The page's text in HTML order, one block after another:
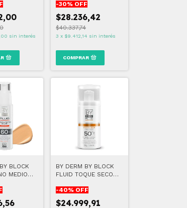
TONO
sin interés
FOTOPROTECTORA 60
GR
-30% OFF
$28.236,42
$40.337,74
3 x $9.412,14 sin interés
BLOCK
MEDIO
BY DERM BY BLOCK
FLUID TOQUE SECO
-40% OFF
$24.999,91